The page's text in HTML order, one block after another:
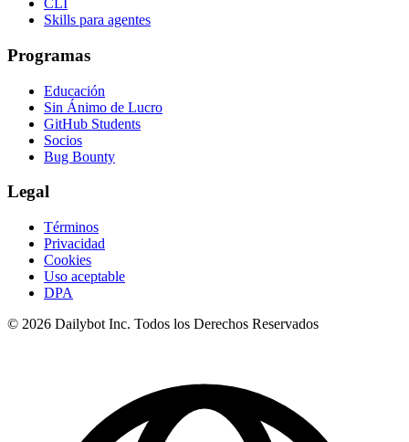
CLI
Skills para agentes
Programas
Educación
Sin Ánimo de Lucro
GitHub Students
Socios
Bug Bounty
Legal
Términos
Privacidad
Cookies
Uso aceptable
DPA
© 2026 Dailybot Inc. Todos los Derechos Reservados